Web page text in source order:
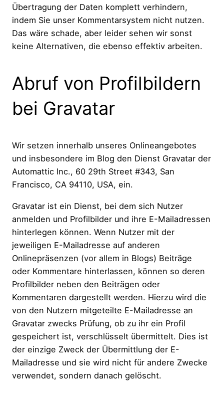
Übertragung der Daten komplett verhindern,
indem Sie unser Kommentarsystem nicht nutzen.
Das wäre schade, aber leider sehen wir sonst
keine Alternativen, die ebenso effektiv arbeiten.
Abruf von Profilbildern
bei Gravatar
Wir setzen innerhalb unseres Onlineangebotes
und insbesondere im Blog den Dienst Gravatar der
Automattic Inc., 60 29th Street #343, San
Francisco, CA 94110, USA, ein.
Gravatar ist ein Dienst, bei dem sich Nutzer
anmelden und Profilbilder und ihre E-Mailadressen
hinterlegen können. Wenn Nutzer mit der
jeweiligen E-Mailadresse auf anderen
Onlinepräsenzen (vor allem in Blogs) Beiträge
oder Kommentare hinterlassen, können so deren
Profilbilder neben den Beiträgen oder
Kommentaren dargestellt werden. Hierzu wird die
von den Nutzern mitgeteilte E-Mailadresse an
Gravatar zwecks Prüfung, ob zu ihr ein Profil
gespeichert ist, verschlüsselt übermittelt. Dies ist
der einzige Zweck der Übermittlung der E-
Mailadresse und sie wird nicht für andere Zwecke
verwendet, sondern danach gelöscht.